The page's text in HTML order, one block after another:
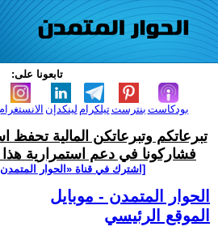
تابعونا على:
الانستغرام لينكدإن تيلكرامبنترست بودكاست
تبرعاتكم وتبرعاتكن المالية تحفظ
فشاركونا في دعم استمرارية هذا
[اشترك في قناة ‫«الحوار
الحوار المتمدن - موبايل
الموقع الرئيسي